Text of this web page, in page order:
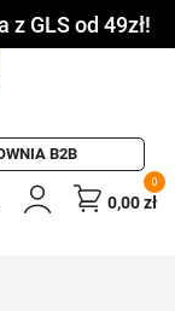
z GLS od 49zł!
B2B
0
0,00zł